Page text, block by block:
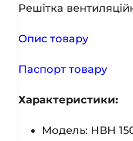
Решітка
Опис товару
Паспорт товару
Характеристики:
Модель: НВН